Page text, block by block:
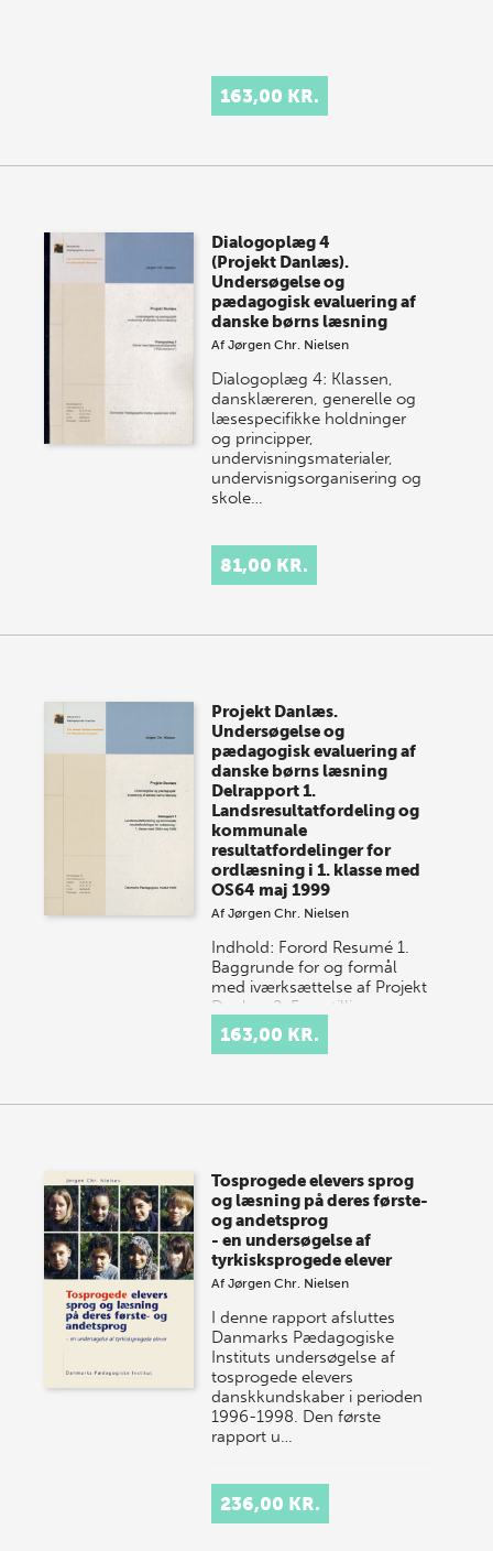
163,00 KR.
Dialogoplæg 4
(Projekt Danlæs).
Undersøgelse og
pædagogisk evaluering af
danske børns læsning
AfJørgen Chr. Nielsen
Dialogoplæg 4: Klassen,
dansklæreren, generelle og
læsespecifikke holdninger
og principper,
undervisningsmaterialer,
undervisnigsorganisering og
skole…
81,00 KR.
Projekt Danlæs.
Undersøgelse og
pædagogisk evaluering af
danske børns læsning
Delrapport 1.
Landsresultatfordeling og
kommunale
resultatfordelinger for
ordlæsning i 1. klasse med
OS64 maj 1999
AfJørgen Chr. Nielsen
Indhold: Forord Resumé 1.
Baggrunde for og formål
med iværksættelse af Projekt
Danlæs 2. Forestillinger om
faktorer af betydning for
børns læseresulta…
163,00 KR.
Tosprogede elevers sprog
og læsning på deres første-
og andetsprog
- en undersøgelse af
tyrkisksprogede elever
AfJørgen Chr. Nielsen
I denne rapport afsluttes
Danmarks Pædagogiske
Instituts undersøgelse af
tosprogede elevers
danskkundskaber i perioden
1996-1998. Den første
rapport u…
236,00 KR.